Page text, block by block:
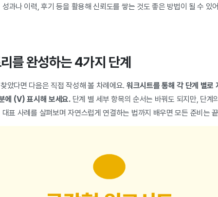
과나 이력, 후기 등을 활용해 신뢰도를 쌓는 것도 좋은 방법이 될 수 있
를 완성하는 4가지 단계
았다면 다음은 직접 작성해 볼 차례에요. 워크시트를 통해 각 단계 별로
에 (V) 표시해 보세요.단계 별 세부 항목의 순서는 바꿔도 되지만, 단계
표 사례를 살펴보며 자연스럽게 연결하는 법까지 배우면 모든 준비는